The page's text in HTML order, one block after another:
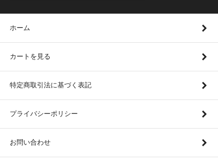
ホーム
カートを見る
特定商取引法に基づく表記
プライバシーポリシー
お問い合わせ